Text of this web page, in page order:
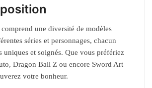
une diversité de modèles
séries et personnages, chacun
uniques et soignés. Que vous préfériez
Dragon Ball Z ou encore Sword Art
votre bonheur.